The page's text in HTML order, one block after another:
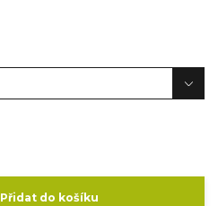
Přidat do košíku